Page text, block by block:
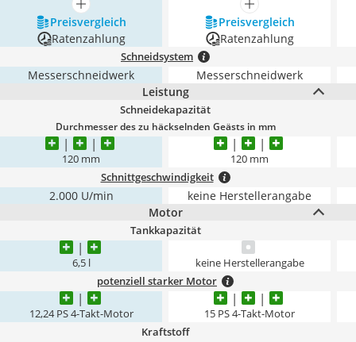
mehr anzeigen
mehr anzeigen
Preis­vergleich
Preis­vergleich
Ratenzahlung
Ratenzahlung
Schneidsystem
Messerschneidwerk
Messerschneidwerk
Leistung
Schneidekapazität
Durchmesser des zu häckselnden Geästs in mm
120 mm 120 mm
Schnittgeschwindigkeit
2.000 U/min
keine Herstellerangabe
Motor
Tankkapazität
6,5 l keine Herstellerangabe
potenziell starker Motor
12,24 PS 4-Takt-Motor 15 PS 4-Takt-Motor
Kraftstoff